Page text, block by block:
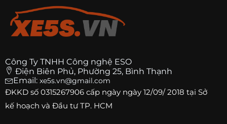
Công Ty TNHH Công nghệ ESO
Điện Biên Phủ, Phường 25, Bình Thạnh
Email: xe5s.vn@gmail.com
ĐKKD số 0315267906 cấp ngày ngày 12/09/ 2018 tại Sở
kế hoạch và Đầu tư TP. HCM